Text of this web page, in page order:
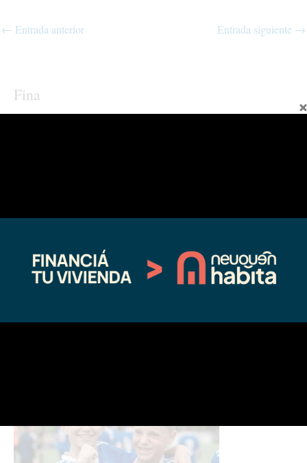
← Entrada anterior Entrada siguiente →
Fina